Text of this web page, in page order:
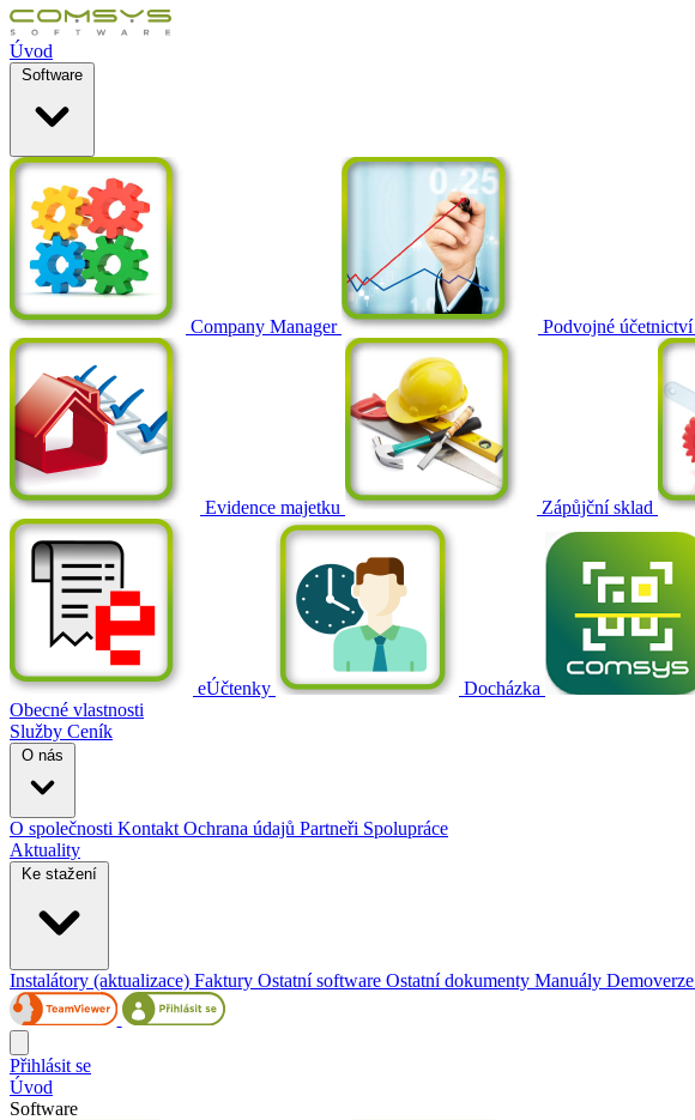
Úvod
Software
Company Manager Podvojné účetnictví
Evidence majetku Zápůjční sklad
eÚčtenky Docházka
Obecné vlastnosti
Služby Ceník
O nás
O společnosti Kontakt Ochrana údajů Partneři Spolupráce
Aktuality
Ke stažení
Instalátory (aktualizace) Faktury Ostatní software Ostatní dokumenty Manuály Demoverze
Přihlásit se
Úvod
Software